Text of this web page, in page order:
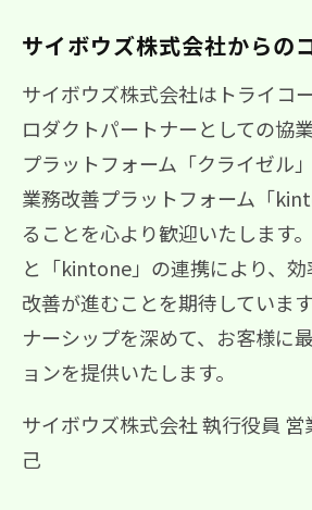
サイボウズ株式会社からの
サイボウズ株式会社はトライコ
ロダクトパートナーとしての協
プラットフォーム「クライゼル
業務改善プラットフォーム「
ることを心より歓迎いたします
と「kintone」の連携により、
改善が進むことを期待していま
ナーシップを深めて、お客様に
ョンを提供いたします。
サイボウズ株式会社 執行役員
己